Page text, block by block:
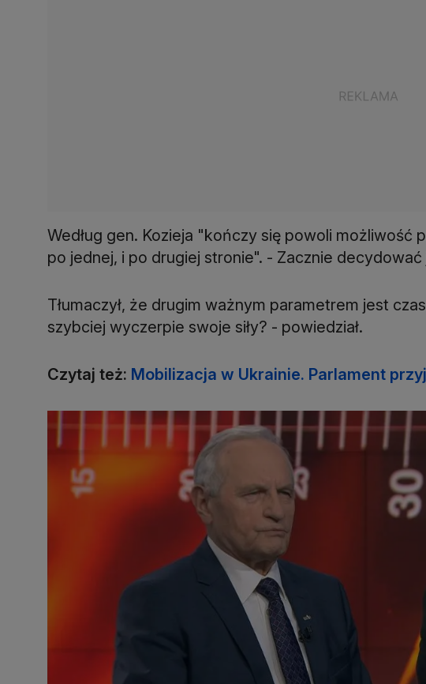
Według gen. Kozieja "kończy się powoli możliwość
po jednej, i po drugiej stronie". - Zacznie decydować
Tłumaczył, że drugim ważnym parametrem jest
szybciej wyczerpie swoje siły? - powiedział.
Czytaj też: Mobilizacja w Ukrainie. Parlament